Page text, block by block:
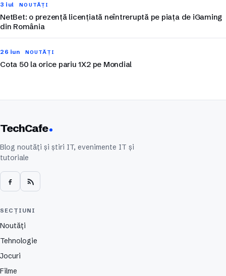
3 iul NOUTĂȚI
NetBet: o prezență licențiată neîntreruptă pe piața de iGaming
din România
26 iun NOUTĂȚI
Cota 50 la orice pariu 1X2 pe Mondial
TechCafe
Blog noutăți și știri IT, evenimente IT și
tutoriale
SECȚIUNI
Noutăți
Tehnologie
Jocuri
Filme